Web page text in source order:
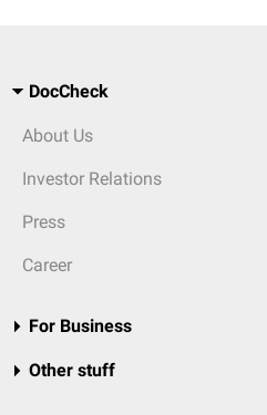
DocCheck
About Us
Investor Relations
Press
Career
For Business
Other stuff